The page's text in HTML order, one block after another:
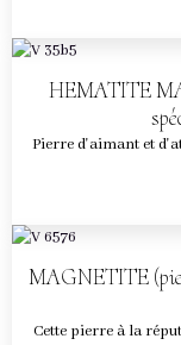
HEMATITE
Pierre d'aimant et
MAGNETITE
Cette pierre à la